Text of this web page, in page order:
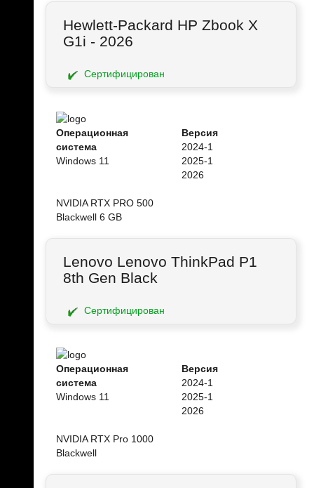
Hewlett-Packard HP Zbook X
G1i - 2026
Сертифицирован
Операционная
система
Windows 11
Версия
2024-1
2025-1
2026
NVIDIA RTX PRO 500
Blackwell 6 GB
Lenovo Lenovo ThinkPad P1
8th Gen Black
Сертифицирован
Операционная
система
Windows 11
Версия
2024-1
2025-1
2026
NVIDIA RTX Pro 1000
Blackwell